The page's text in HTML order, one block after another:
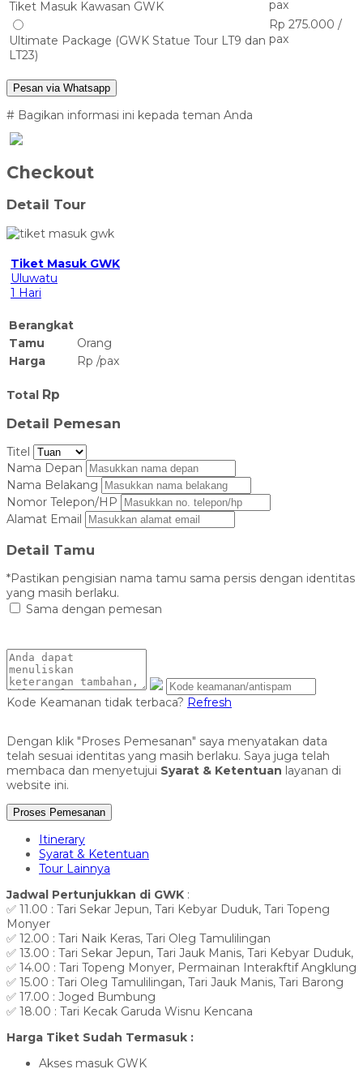
Tiket Masuk Kawasan GWK
pax
Ultimate Package (GWK Statue Tour LT9 dan
LT23)
Rp 275.000 /
pax
Pesan via Whatsapp
# Bagikan informasi ini kepada teman Anda
Checkout
Detail Tour
Tiket Masuk GWK
Uluwatu
1 Hari
Berangkat
Tamu
Orang
Harga
Rp /pax
Total Rp
Detail Pemesan
Titel
Nama Depan
Nama Belakang
Nomor Telepon/HP
Alamat Email
Detail Tamu
*Pastikan pengisian nama tamu sama persis dengan identitas
yang masih berlaku.
Sama dengan pemesan
Kode Keamanan tidak terbaca? Refresh
Dengan klik "Proses Pemesanan" saya menyatakan data
telah sesuai identitas yang masih berlaku. Saya juga telah
membaca dan menyetujui Syarat & Ketentuan layanan di
website ini.
Proses Pemesanan
Itinerary
Syarat & Ketentuan
Tour Lainnya
Jadwal Pertunjukkan di GWK :
✅ 11.00 : Tari Sekar Jepun, Tari Kebyar Duduk, Tari Topeng
Monyer
✅ 12.00 : Tari Naik Keras, Tari Oleg Tamulilingan
✅ 13.00 : Tari Sekar Jepun, Tari Jauk Manis, Tari Kebyar Duduk,
✅ 14.00 : Tari Topeng Monyer, Permainan Interakftif Angklung
✅ 15.00 : Tari Oleg Tamulilingan, Tari Jauk Manis, Tari Barong
✅ 17.00 : Joged Bumbung
✅ 18.00 : Tari Kecak Garuda Wisnu Kencana
Harga Tiket Sudah Termasuk :
Akses masuk GWK